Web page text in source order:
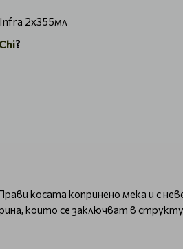
Infra 2х355мл
Chi?
косата копринено мека и с
които се заключват в